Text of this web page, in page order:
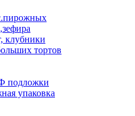
клубники
тортов
подложки
упаковка